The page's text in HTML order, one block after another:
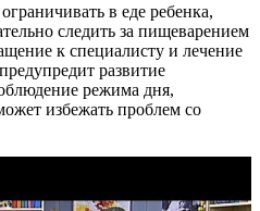
в еде ребенка,
следить за пищеварением
к специалисту и лечение
развитие
режима дня,
избежать проблем со